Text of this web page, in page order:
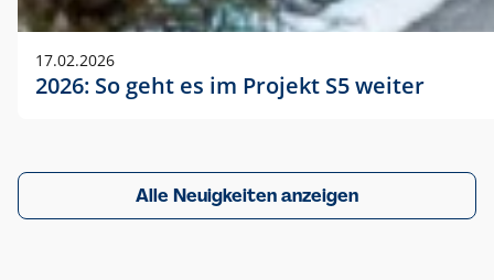
17.02.2026
2026: So geht es im Projekt S5 weiter
Alle Neuigkeiten anzeigen